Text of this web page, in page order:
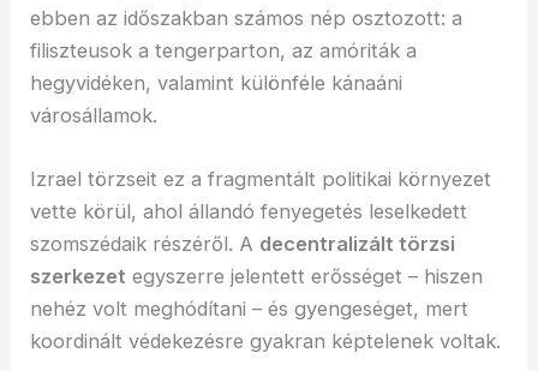
ebben az időszakban számos nép osztozott: a
filiszteusok a tengerparton, az amóriták a
hegyvidéken, valamint különféle kánaáni
városállamok.
Izrael törzseit ez a fragmentált politikai környezet
vette körül, ahol állandó fenyegetés leselkedett
szomszédaik részéről. A decentralizált törzsi
szerkezet egyszerre jelentett erősséget – hiszen
nehéz volt meghódítani – és gyengeséget, mert
koordinált védekezésre gyakran képtelenek voltak.